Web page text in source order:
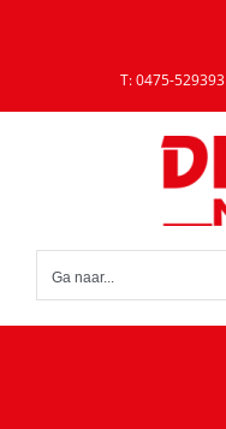
T: 0475-529393
Ga naar...